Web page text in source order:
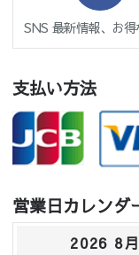
SNS 最新情報、お得
支払い方法
営業日カレンダ
2026 8月